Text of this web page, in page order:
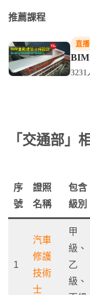
推薦課程
直播
BIM
3231
「 交通部 」
序
號
證照
名稱
包含
級別
1
汽車
修護
技術
士
甲
級、
乙
級、